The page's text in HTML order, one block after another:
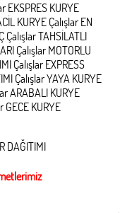
EKSPRES KURYE
KURYE Çalışlar EN
Çalışlar TAHSİLATLI
Çalışlar MOTORLU
Çalışlar EXPRESS
Çalışlar YAYA KURYE
ARABALI KURYE
GECE KURYE